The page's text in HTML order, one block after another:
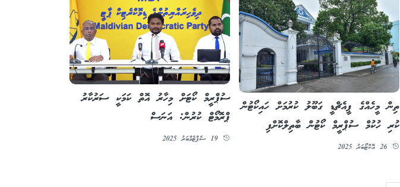
ތިން މީހެއްގެ ޕީއެޗްޑީ ގަބޫލު ކުރުމަށް ހައިކޯޓުން
ކުރި ހުކުމް ސުޕްރީމް ކޯޓުން ބާތިލްކޮށްފި
26 އޮކްޓޯބަރު 2025
ސުޕްރީމް ކޯޓަށް މިހާރު އޮތް ކަމަކީ ސަރުކާރު
ޕްރޮމޯޓް ކުރުން: އަނަސް
19 ސެޕްޓެމްބަރު 2025